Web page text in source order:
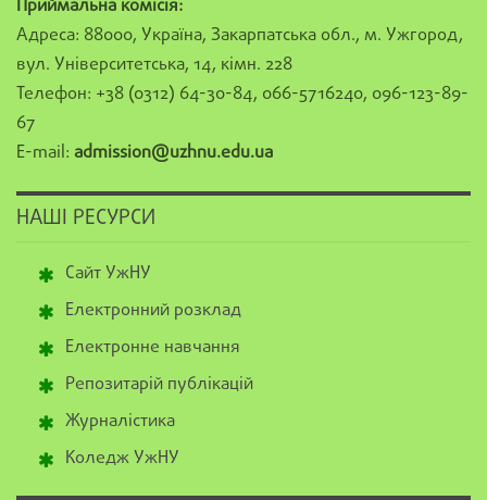
Приймальна комісія:
Адреса: 88000, Україна, Закарпатська обл., м. Ужгород,
вул. Університетська, 14, кімн. 228
Телефон: +38 (0312) 64-30-84, 066-5716240, 096-123-89-
67
E-mail: admission@uzhnu.edu.ua
НАШІ РЕСУРСИ
Сайт УжНУ
Електронний розклад
Електронне навчання
Репозитарій публікацій
Журналістика
Коледж УжНУ